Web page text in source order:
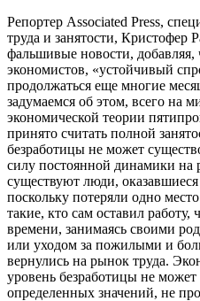
Репортер Associated Press,
труда и занятости, Кристофер
фальшивые новости,
экономистов, «устойчивый
продолжаться еще многие
задумаемся об этом, всего на
экономической теории
принято считать полной
безработицы не может
силу постоянной динамики на
существуют люди,
поскольку потеряли одно
такие, кто сам оставил
времени, занимаясь своими
или уходом за пожилыми и
вернулись на рынок труда.
уровень безработицы не
определенных значений, не